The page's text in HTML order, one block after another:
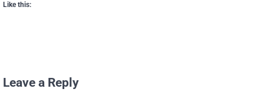
Like this:
Leave a Reply